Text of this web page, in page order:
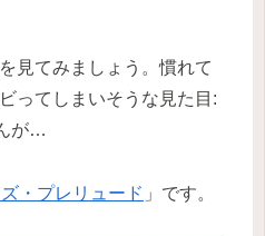
見てみましょう。慣れて
ってしまいそうな見た目:
が…
・プレリュード 」です。